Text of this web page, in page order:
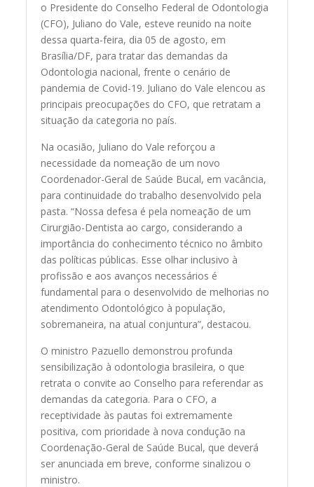
o Presidente do Conselho Federal de Odontologia
(CFO), Juliano do Vale, esteve reunido na noite
dessa quarta-feira, dia 05 de agosto, em
Brasília/DF, para tratar das demandas da
Odontologia nacional, frente o cenário de
pandemia de Covid-19. Juliano do Vale elencou as
principais preocupações do CFO, que retratam a
situação da categoria no país.
Na ocasião, Juliano do Vale reforçou a
necessidade da nomeação de um novo
Coordenador-Geral de Saúde Bucal, em vacância,
para continuidade do trabalho desenvolvido pela
pasta. “Nossa defesa é pela nomeação de um
Cirurgião-Dentista ao cargo, considerando a
importância do conhecimento técnico no âmbito
das políticas públicas. Esse olhar inclusivo à
profissão e aos avanços necessários é
fundamental para o desenvolvido de melhorias no
atendimento Odontológico à população,
sobremaneira, na atual conjuntura”, destacou.
O ministro Pazuello demonstrou profunda
sensibilização à odontologia brasileira, o que
retrata o convite ao Conselho para referendar as
demandas da categoria. Para o CFO, a
receptividade às pautas foi extremamente
positiva, com prioridade à nova condução na
Coordenação-Geral de Saúde Bucal, que deverá
ser anunciada em breve, conforme sinalizou o
ministro.